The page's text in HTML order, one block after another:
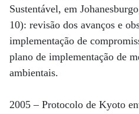
Sustentável, em
10): revisão dos avanços e
implementação de
plano de implementação de
ambientais.
2005 – Protocolo de Kyoto